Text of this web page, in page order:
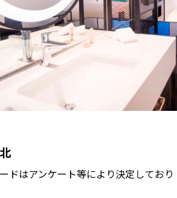
ドはアンケート等により決定しており